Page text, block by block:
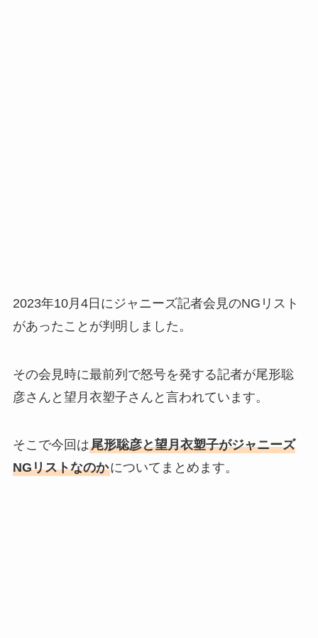
2023年10月4日にジャニーズ記者会見のNGリスト
があったことが判明しました。
その会見時に最前列で怒号を発する記者が尾形聡
彦さんと望月衣塑子さんと言われています。
そこで今回は尾形聡彦と望月衣塑子がジャニーズ
NGリストなのかについてまとめます。